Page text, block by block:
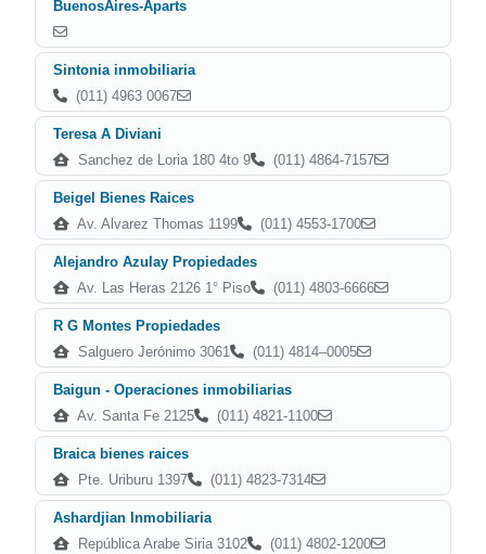
BuenosAires-Aparts
Sintonia inmobiliaria
(011) 4963 0067
Teresa A Diviani
Sanchez de Loria 180 4to 9
(011) 4864-7157
Beigel Bienes Raices
Av. Alvarez Thomas 1199
(011) 4553-1700
Alejandro Azulay Propiedades
Av. Las Heras 2126 1° Piso
(011) 4803-6666
R G Montes Propiedades
Salguero Jerónimo 3061
(011) 4814–0005
Baigun - Operaciones inmobiliarias
Av. Santa Fe 2125
(011) 4821-1100
Braica bienes raices
Pte. Uriburu 1397
(011) 4823-7314
Ashardjian Inmobiliaria
República Arabe Siria 3102
(011) 4802-1200